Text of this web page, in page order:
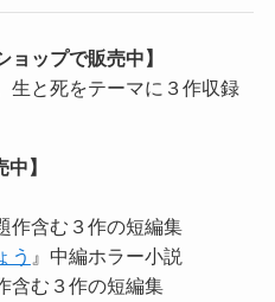
ョップで販売中】
生と死をテーマに３作収録
】
作含む３作の短編集
う 』中編ホラー小説
含む３作の短編集